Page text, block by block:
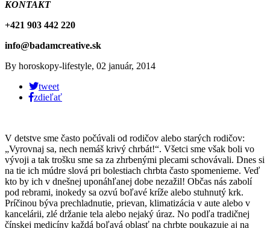
KONTAKT
+421 903 442 220
info@badamcreative.sk
By horoskopy-lifestyle, 02 január, 2014
tweet
zdieľať
V detstve sme často počúvali od rodičov alebo starých rodičov:
„Vyrovnaj sa, nech nemáš krivý chrbát!“. Všetci sme však boli vo
vývoji a tak trošku sme sa za zhrbenými plecami schovávali. Dnes si
na tie ich múdre slová pri bolestiach chrbta často spomenieme. Veď
kto by ich v dnešnej uponáhľanej dobe nezažil! Občas nás zabolí
pod rebrami, inokedy sa ozvú boľavé kríže alebo stuhnutý krk.
Príčinou býva prechladnutie, prievan, klimatizácia v aute alebo v
kancelárii, zlé držanie tela alebo nejaký úraz. No podľa tradičnej
čínskej medicíny každá boľavá oblasť na chrbte poukazuje aj na